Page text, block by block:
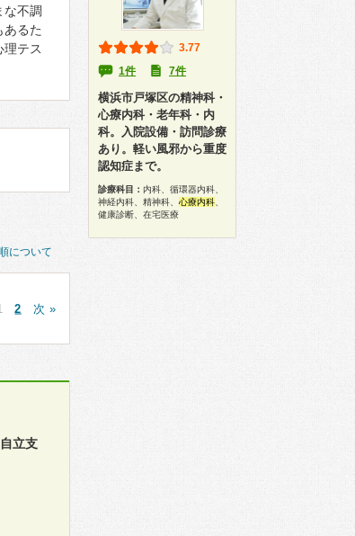
不調
るた
テス
について
2 次 »
立支
3.77
1件
7件
横浜市戸塚区の精神科・
心療内科・老年科・内
科。入院設備・訪問診療
あり。軽い風邪から重度
認知症まで。
診療科目： 内科、循環器内科、
神経内科、精神科、 心療内科
健康診断、在宅医療